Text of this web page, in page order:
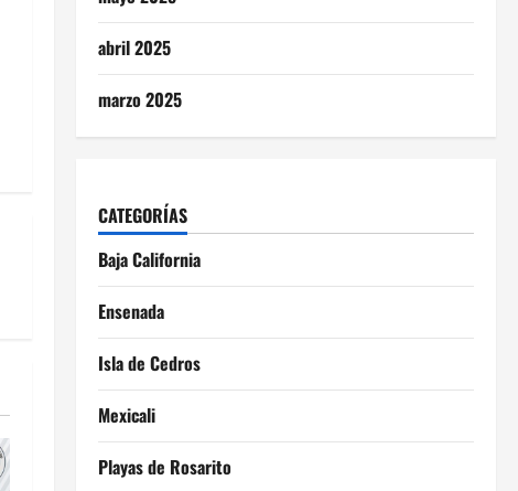
abril 2025
marzo 2025
CATEGORÍAS
Baja California
Ensenada
Isla de Cedros
Mexicali
Playas de Rosarito